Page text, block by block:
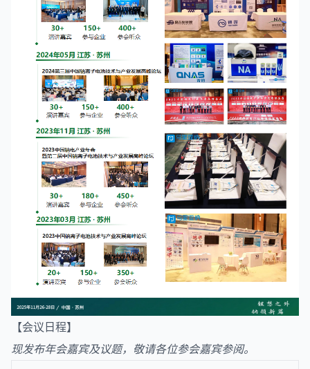
【会议日程】
现发布年会嘉宾及议题，敬请各位参会嘉宾参阅。